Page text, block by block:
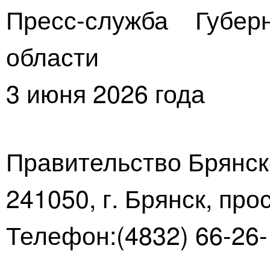
Пресс-служба
области
3 июня 2026 года
Правительство
241050, г. Брянск,
Телефон:(4832) 66-